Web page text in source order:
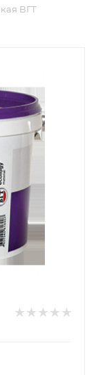
ВГТ